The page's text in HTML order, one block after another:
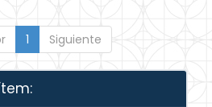
1 Siguiente